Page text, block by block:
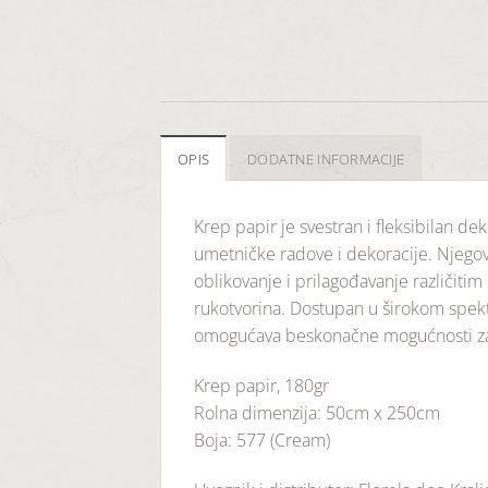
OPIS DODATNE INFORMACIJE
Krep papir je svestran i fleksibilan
umetničke radove i dekoracije.
oblikovanje i prilagođavanje
rukotvorina. Dostupan u širokom
omogućava beskonačne mogućnosti
Krep papir, 180gr
Rolna dimenzija: 50cm x 250cm
Boja: 577 (Cream)